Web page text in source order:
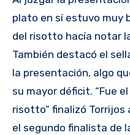
plato en sí estuvo muy
del risotto hacía notar
También destacó el
la presentación, algo
su mayor déficit. “Fue
risotto” finalizó Torrijos
el segundo finalista de